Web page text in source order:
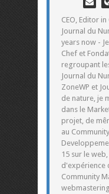
CEO, Editor
Journal du
years now -
Chef et
regroupant
Journal du
ZoneWP et
de nature, je
dans le
projet, de
au
15 sur le
d'expérience
Community